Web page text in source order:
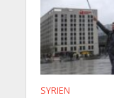
SYRIEN